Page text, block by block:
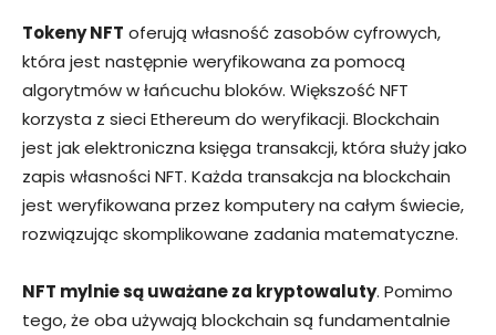
Tokeny NFT oferują własność zasobów cyfrowych,
która jest następnie weryfikowana za pomocą
algorytmów w łańcuchu bloków. Większość NFT
korzysta z sieci Ethereum do weryfikacji. Blockchain
jest jak elektroniczna księga transakcji, która służy jako
zapis własności NFT. Każda transakcja na blockchain
jest weryfikowana przez komputery na całym świecie,
rozwiązując skomplikowane zadania matematyczne.
NFT mylnie są uważane za kryptowaluty. Pomimo
tego, że oba używają blockchain są fundamentalnie